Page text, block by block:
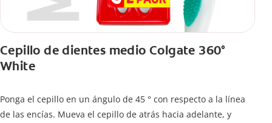
Cepillo de dientes medio Colgate 360°
White
Ponga el cepillo en un ángulo de 45 ° con respecto a la línea
de las encías. Mueva el cepillo de atrás hacia adelante, y